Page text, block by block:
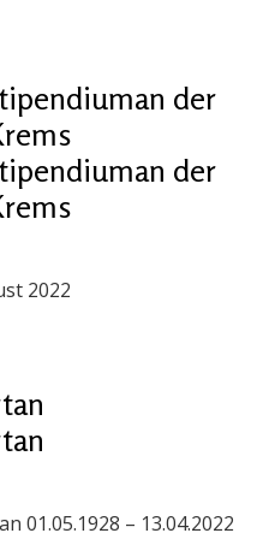
der
der
2022
01.05.1928 – 13.04.2022